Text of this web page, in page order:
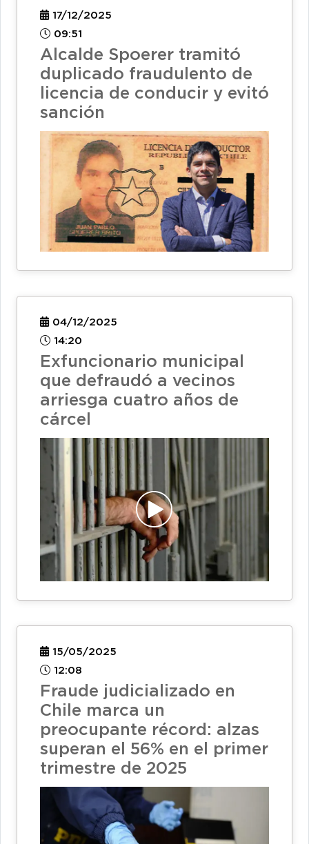
17/12/2025
09:51
Alcalde Spoerer tramitó
duplicado fraudulento de
licencia de conducir y evitó
sanción
04/12/2025
14:20
Exfuncionario municipal
que defraudó a vecinos
arriesga cuatro años de
cárcel
15/05/2025
12:08
Fraude judicializado en
Chile marca un
preocupante récord: alzas
superan el 56% en el primer
trimestre de 2025